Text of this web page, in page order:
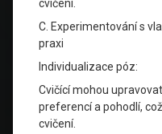
cvičení.
C. Experimentování s
praxi
Individualizace póz:
Cvičící mohou
preferencí a pohodlí,
cvičení.